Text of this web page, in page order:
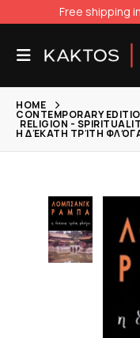
Free shipping
HOME
CONTEMPORARY
RELIGION -
Η ΔΈΚΑΤΗ ΤΡΊΤΗ